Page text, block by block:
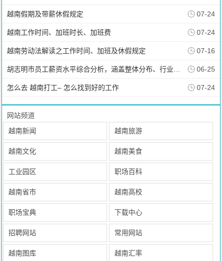
越南假期及带薪休假规定 07-24
越南工作时间、加班时长、加班费 07-24
越南劳动法解读之工作时间、加班及休假规定 07-16
06-25
怎么去 越南打工– 怎么找到好的工作 07-24
网站频道
越南新闻
越南旅游
越南文化 越南美食
工业园区 职场百科
越南省市 越南高校
职场宝典 下载中心
招聘网站 常用网站
越南图库 越南汇率